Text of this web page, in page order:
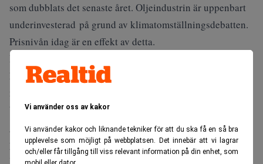
Vi använder oss av kakor
Vi använder kakor och liknande tekniker för att du ska få en så bra
upplevelse som möjligt på webbplatsen. Det innebär att vi lagrar
och/eller får tillgång till viss relevant information på din enhet, som
som dubblats det senaste året. Oljeindustrin är uppenbart
underinvesterad på grund av klimatomställningsdebatten.
Prisnivån idag är en effekt av detta.
Detta kan i sin tur få den globala makroekonomin att
hamna i ett läge där efterfrågan försämras samtidigt som
marknadsräntorna stiger på grund av att inflationstrycket
biter sig fast. Det finns ju mycket tydliga bevis på att det
globala näringslivet har betydande och kostnadsdrivande
problem med sin komponentförsörjning. Det i sig kommer
leda till stigande priser på en lång rad av produkter som i